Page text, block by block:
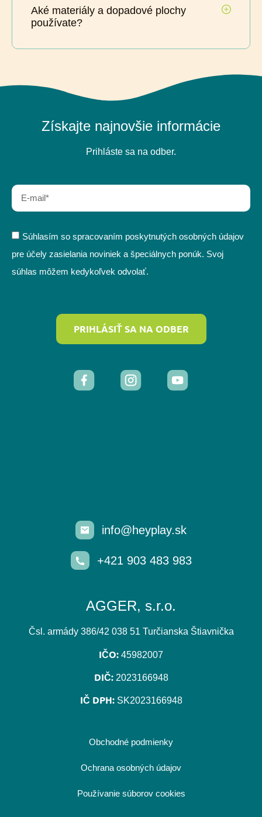
Aké materiály a dopadové plochy
používate?
info@heyplay.sk
+421 903 483 983
AGGER, s.r.o.
Čsl. armády 386/42 038 51 Turčianska Štiavnička
IČO: 45982007
DIČ: 2023166948
IČ DPH: SK2023166948
Získajte najnovšie informácie
Prihláste sa na odber.
Súhlasím so spracovaním poskytnutých osobných údajov
pre účely zasielania noviniek a špeciálnych ponúk. Svoj
súhlas môžem kedykoľvek odvolať.
PRIHLÁSIŤ SA NA ODBER
Obchodné podmienky
Ochrana osobných údajov
Používanie súborov cookies